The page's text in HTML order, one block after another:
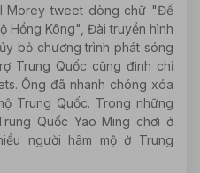
Morey tweet dòng chữ "Để
Hồng Kông", Đài truyền hình
bỏ chương trình phát sóng
Trung Quốc cũng đình chỉ
Ông đã nhanh chóng xóa
Trung Quốc. Trong những
Quốc Yao Ming chơi ở
người hâm mộ ở Trung